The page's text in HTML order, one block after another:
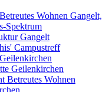
Wohnen Gangelt,
Spektrum
Gangelt
Campustreff
Geilenkirchen
Betreutes Wohnen